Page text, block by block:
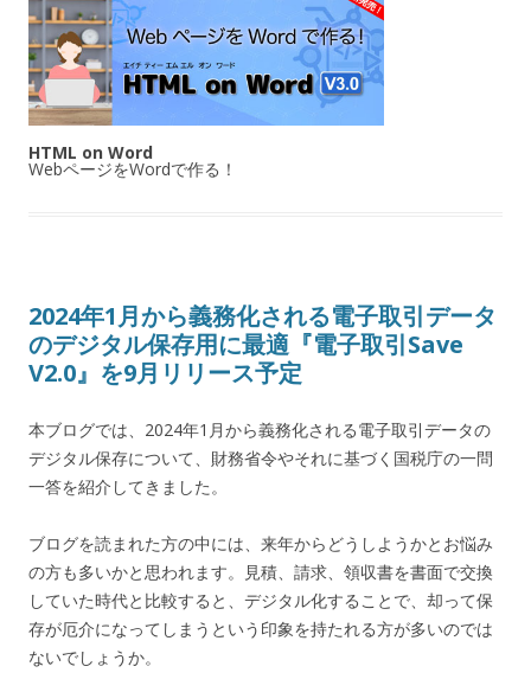
HTML on Word
WebページをWordで作る！
2024年1月から義務化される電子取引データ
のデジタル保存用に最適『電子取引Save
V2.0』を9月リリース予定
本ブログでは、2024年1月から義務化される電子取引データの
デジタル保存について、財務省令やそれに基づく国税庁の一問
一答を紹介してきました。
ブログを読まれた方の中には、来年からどうしようかとお悩み
の方も多いかと思われます。見積、請求、領収書を書面で交換
していた時代と比較すると、デジタル化することで、却って保
存が厄介になってしまうという印象を持たれる方が多いのでは
ないでしょうか。